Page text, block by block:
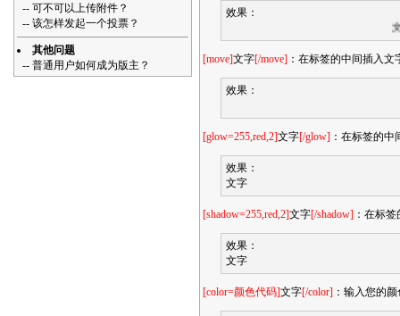
-- 可不可以上传附件？
-- 该怎样发起一个投票？
其他问题
-- 普通用户如何成为版主？
效果：
文字
[move]文字[/move] ：在标签的中间插入
效果：
[glow=255,red,2]文字[/glow] ：在标签的
效果：
文字
[shadow=255,red,2]文字[/shadow] ：在标
效果：
文字
[color=颜色代码]文字[/color] ：输入您的